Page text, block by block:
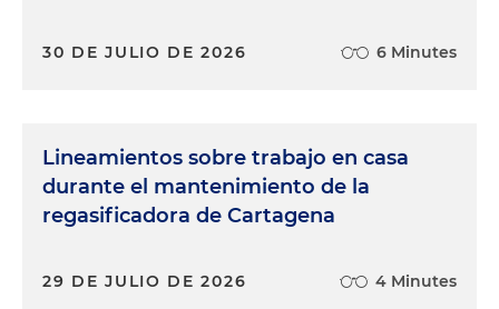
30 DE JULIO DE 2026 6 Minutes
Lineamientos sobre trabajo en casa
durante el mantenimiento de la
regasificadora de Cartagena
29 DE JULIO DE 2026 4 Minutes